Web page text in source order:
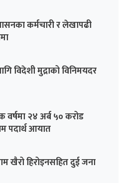
कर्मचारी र लेखापढी
विदेशी मुद्राको विनिमयदर
वर्षमा २४ अर्ब ५० करोड
पदार्थ आयात
खैरो हिरोइनसहित दुई जना